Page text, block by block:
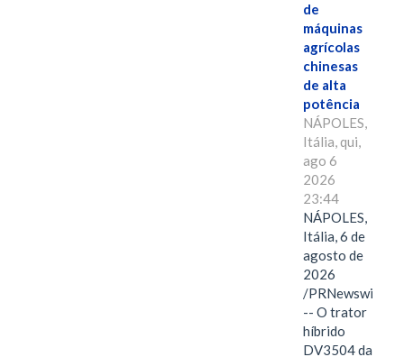
de
máquinas
agrícolas
chinesas
de alta
potência
NÁPOLES,
Itália, qui,
ago 6
2026
23:44
NÁPOLES,
Itália, 6 de
agosto de
2026
/PRNewswire/
-- O trator
híbrido
DV3504 da